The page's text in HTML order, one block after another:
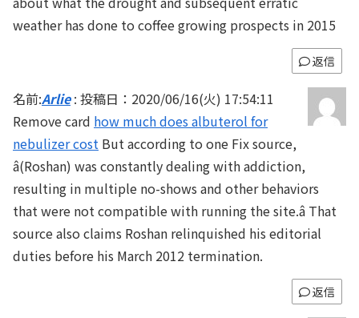
weather has done to coffee growing prospects in 2015
返信
名前:Arlie: 投稿日：2020/06/16(火) 17:54:11
Remove card how much does albuterol for
nebulizer cost But according to one Fix source,
â(Roshan) was constantly dealing with addiction,
resulting in multiple no-shows and other behaviors
that were not compatible with running the site.â That
source also claims Roshan relinquished his editorial
duties before his March 2012 termination.
返信